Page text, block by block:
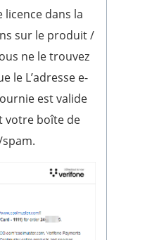
dans la
sur le produit /
ne le trouvez
le L’adresse e-
est valide
votre boîte de